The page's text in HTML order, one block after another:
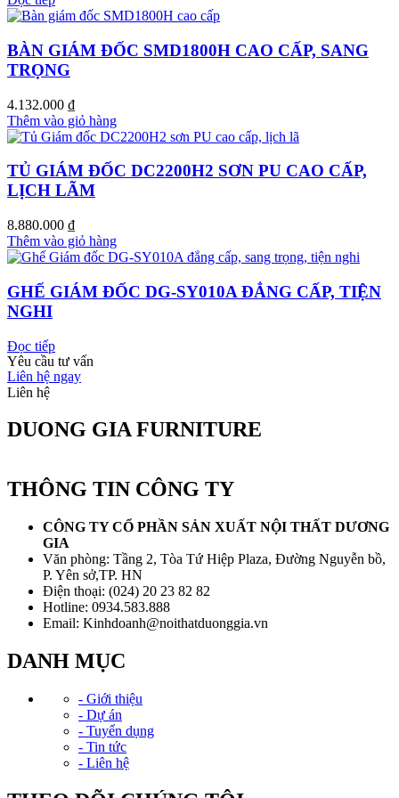
BÀN GIÁM ĐỐC SMD1800H CAO CẤP, SANG
TRỌNG
4.132.000 ₫
Thêm vào giỏ hàng
TỦ GIÁM ĐỐC DC2200H2 SƠN PU CAO CẤP,
LỊCH LÃM
8.880.000 ₫
Thêm vào giỏ hàng
GHẾ GIÁM ĐỐC DG-SY010A ĐẲNG CẤP, TIỆN
NGHI
Đọc tiếp
Yêu cầu tư vấn
Liên hệ ngay
Liên hệ
DUONG GIA FURNITURE
THÔNG TIN CÔNG TY
CÔNG TY CỔ PHẦN SẢN XUẤT NỘI THẤT DƯƠNG
GIA
Văn phòng: Tầng 2, Tòa Tứ Hiệp Plaza, Đường Nguyễn bồ,
P. Yên sở,TP. HN
Điện thoại: (024) 20 23 82 82
Hotline: 0934.583.888
Email: Kinhdoanh@noithatduonggia.vn
DANH MỤC
- Giới thiệu
- Dự án
- Tuyển dụng
- Tin tức
- Liên hệ